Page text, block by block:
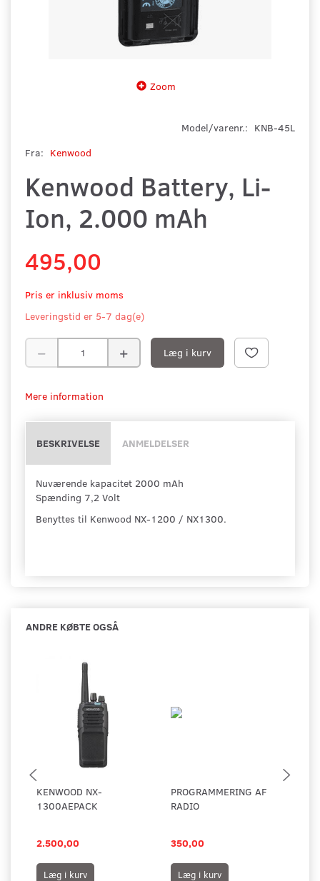
Zoom
Model/varenr.: KNB-45L
Fra: Kenwood
Kenwood Battery, Li-
Ion, 2.000 mAh
495,00
Pris er inklusiv moms
Leveringstid er 5-7 dag(e)
Læg i kurv
Mere information
BESKRIVELSE ANMELDELSER
Nuværende kapacitet 2000 mAh
Spænding 7,2 Volt
Benyttes til Kenwood NX-1200 / NX1300.
ANDRE KØBTE OGSÅ
KENWOOD NX-
1300AEPACK
2.500,00
Læg i kurv
PROGRAMMERING AF
RADIO
350,00
Læg i kurv